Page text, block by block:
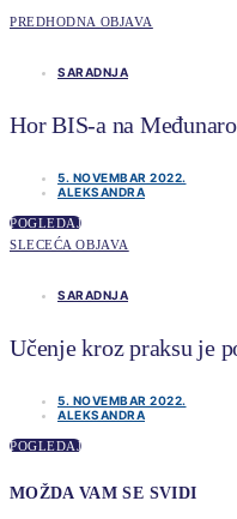
PREDHODNA OBJAVA
SARADNJA
Hor BIS-a na
5. NOVEMBAR 2022.
ALEKSANDRA
POGLEDAJ
SLECEĆA OBJAVA
SARADNJA
Učenje kroz praksu je
5. NOVEMBAR 2022.
ALEKSANDRA
POGLEDAJ
MOŽDA VAM SE SVIDI